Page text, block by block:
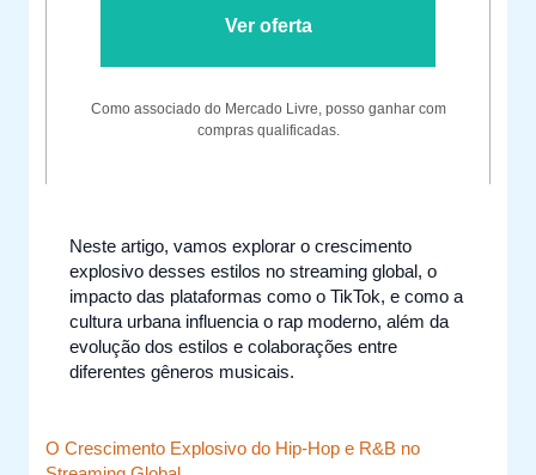
Ver oferta
Como associado do Mercado Livre, posso ganhar com
compras qualificadas.
Neste artigo, vamos explorar o crescimento
explosivo desses estilos no streaming global, o
impacto das plataformas como o TikTok, e como a
cultura urbana influencia o rap moderno, além da
evolução dos estilos e colaborações entre
diferentes gêneros musicais.
O Crescimento Explosivo do Hip-Hop e R&B no